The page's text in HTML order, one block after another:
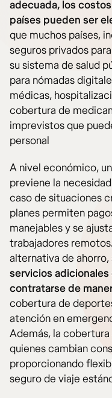
adecuada, los
países pueden ser
que muchos países,
seguros privados
su sistema de salud
para nómadas
médicas,
cobertura de
imprevistos que
personal​
A nivel económico,
previene la
caso de situaciones
planes permiten
manejables y se
trabajadores
alternativa de ahorro,
servicios
contratarse de
cobertura de
atención en
Además, la
quienes cambian
proporcionando
seguro de viaje